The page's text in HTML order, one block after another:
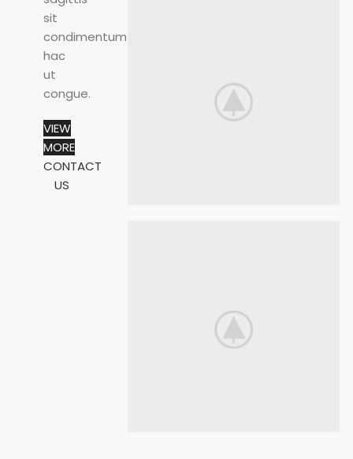
sit
condimentum
hac
ut
congue.
VIEW
MORE
CONTACT
US